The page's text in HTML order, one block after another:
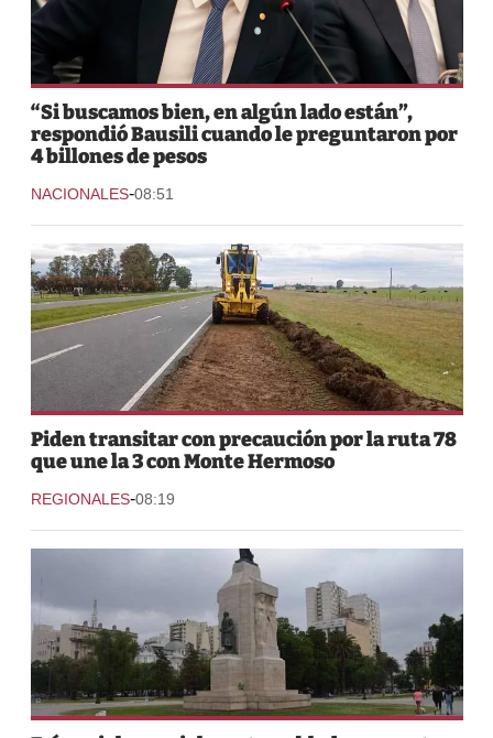
“Si buscamos bien, en algún lado están”,
respondió Bausili cuando le preguntaron por
4 billones de pesos
NACIONALES-08:51
Piden transitar con precaución por la ruta 78
que une la 3 con Monte Hermoso
REGIONALES-08:19